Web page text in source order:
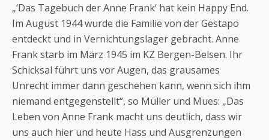
„‘Das Tagebuch der Anne Frank‘ hat kein Happy End.
Im August 1944 wurde die Familie von der Gestapo
entdeckt und in Vernichtungslager gebracht. Anne
Frank starb im März 1945 im KZ Bergen-Belsen. Ihr
Schicksal führt uns vor Augen, das grausames
Unrecht immer dann geschehen kann, wenn sich ihm
niemand entgegenstellt“, so Müller und Mues: „Das
Leben von Anne Frank macht uns deutlich, dass wir
uns auch hier und heute Hass und Ausgrenzungen